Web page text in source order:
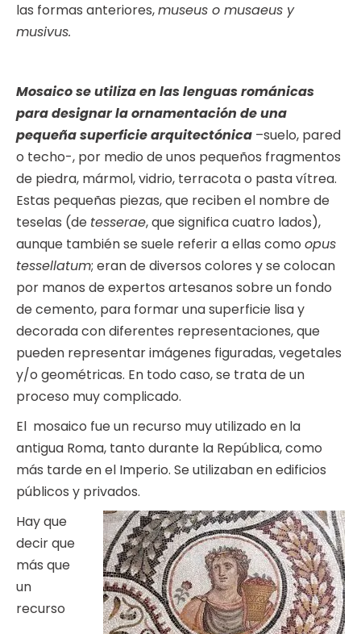
las formas anteriores,museus o musaeus y
musivus.
Mosaico se utiliza en las lenguas románicas
para designar la ornamentación de una
pequeña superficie arquitectónica –suelo, pared
o techo-, por medio de unos pequeños fragmentos
de piedra, mármol, vidrio, terracota o pasta vítrea.
Estas pequeñas piezas, que reciben el nombre de
teselas (de tesserae, que significa cuatro lados),
aunque también se suele referir a ellas como opus
tessellatum; eran de diversos colores y se colocan
por manos de expertos artesanos sobre un fondo
de cemento, para formar una superficie lisa y
decorada con diferentes representaciones, que
pueden representar imágenes figuradas, vegetales
y/o geométricas. En todo caso, se trata de un
proceso muy complicado.
El mosaico fue un recurso muy utilizado en la
antigua Roma, tanto durante la República, como
más tarde en el Imperio. Se utilizaban en edificios
públicos y privados.
Hay que
decir que
más que
un
recurso